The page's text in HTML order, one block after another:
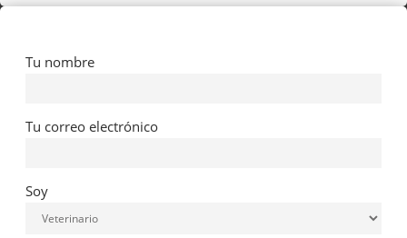
Tu nombre
Tu correo electrónico
Soy